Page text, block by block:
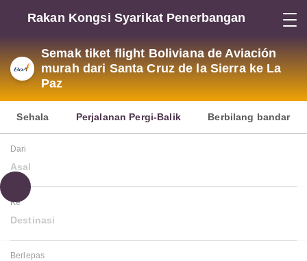
Rakan Kongsi Syarikat Penerbangan
Semak tiket flight Boliviana de Aviación
murah dari Santa Cruz de la Sierra ke La
Paz
Sehala Perjalanan Pergi-Balik Berbilang bandar
Dari
Asal
Ke
Destinasi
Berlepas